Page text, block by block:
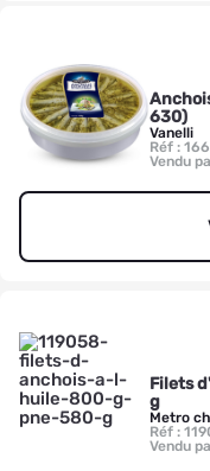
630)
Vanelli
Réf :
Vendu
Filets
g
Metro
Réf :
Vendu